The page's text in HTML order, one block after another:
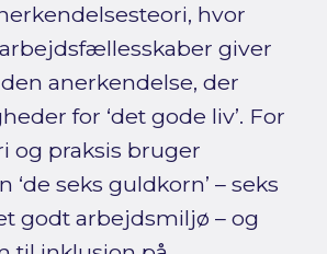
hvor
giver
anerkendelse, der
for ‘det gode liv’. For
og praksis bruger
‘de seks guldkorn’ – seks
godt arbejdsmiljø – og